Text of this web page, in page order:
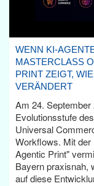
WENN KI-
MASTERCLASS
PRINT ZEIGT,
VERÄNDERT
Am 24.
Evolutionsstufe
Universal
Workflows. Mit
Agentic Print"
Bayern praxisnah,
auf diese